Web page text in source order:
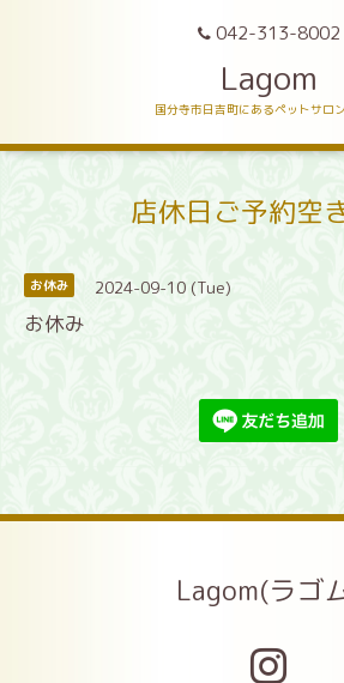
042-313-8002
Lagom
国分寺市日吉町にあるペットサロン
店休日ご予約空
お休み 2024-09-10 (Tue)
お休み
Lagom(ラゴ